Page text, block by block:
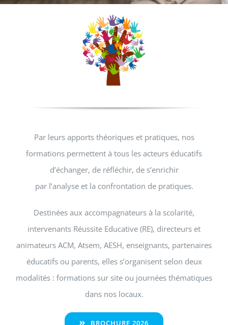
Par leurs apports théoriques et pratiques, nos
formations permettent à tous les acteurs éducatifs
d’échanger, de réfléchir, de s’enrichir
par l’analyse et la confrontation de pratiques.
Destinées aux accompagnateurs à la scolarité,
intervenants Réussite Educative (RE), directeurs et
animateurs ACM, Atsem, AESH, enseignants, partenaires
éducatifs ou parents, elles s’organisent selon deux
modalités : formations sur site ou journées thématiques
dans nos locaux.
BROCHURE 2026